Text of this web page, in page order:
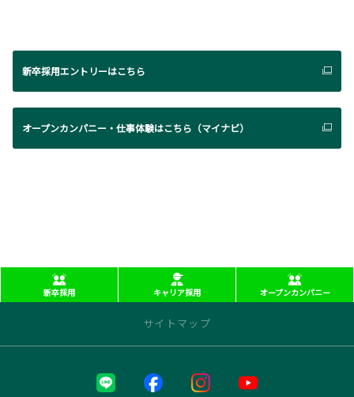
新卒採用エントリーはこちら
オープンカンパニー・仕事体験はこちら（マイナビ）
新卒採用 キャリア採用 オープンカンパニー
サイトマップ